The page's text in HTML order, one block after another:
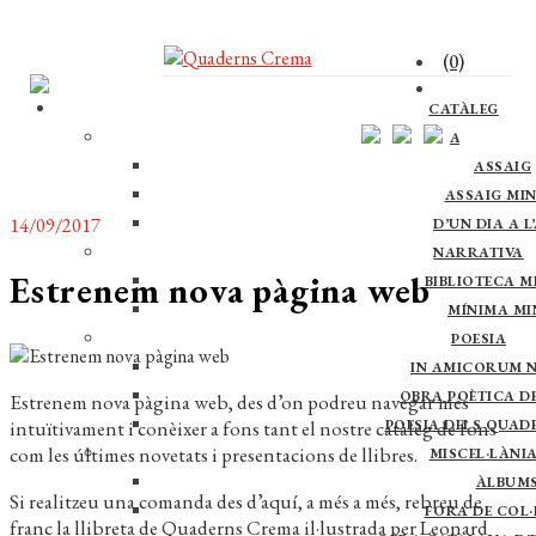
(0)
CATÀLEG
ASSAIG
ASSAIG
ASSAIG
D’UN DIA A
NARRATIVA
BIBLIOTECA
MÍNIMA
POESIA
IN AMICORUM
OBRA POÈTICA
POESIA DELS
FORA DE
14/09/2017
Estrenem nova pàgina web
Estrenem nova pàgina web, des d’on podreu navegar més
intuïtivament i conèixer a fons tant el nostre catàleg de fons
com les últimes novetats i presentacions de llibres.
Si realitzeu una comanda des d’aquí, a més a més, rebreu de
franc la llibreta de Quaderns Crema il·lustrada per Leonard